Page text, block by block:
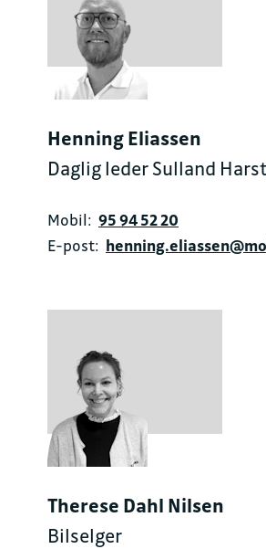
Henning Eliassen
Daglig leder Sulland
Mobil: 95 94 52 20
E-post:
Therese Dahl Nilsen
Bilselger